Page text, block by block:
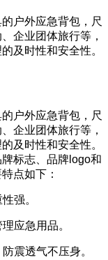
户外应急背包，尺
企业团体旅行等，
及时性和安全性。
户外应急背包，尺
企业团体旅行等，
及时性和安全性。
标志、品牌logo和
点如下：
强。
应急用品。
震透气不压身。